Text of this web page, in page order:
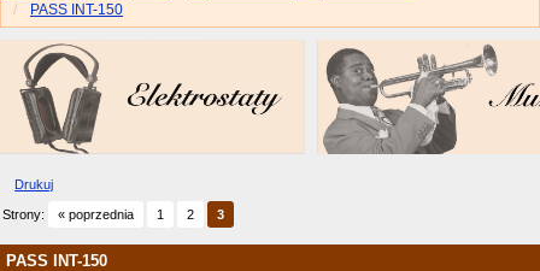
PASS INT-150
Drukuj
Strony: « poprzednia 1 2 3
PASS INT-150